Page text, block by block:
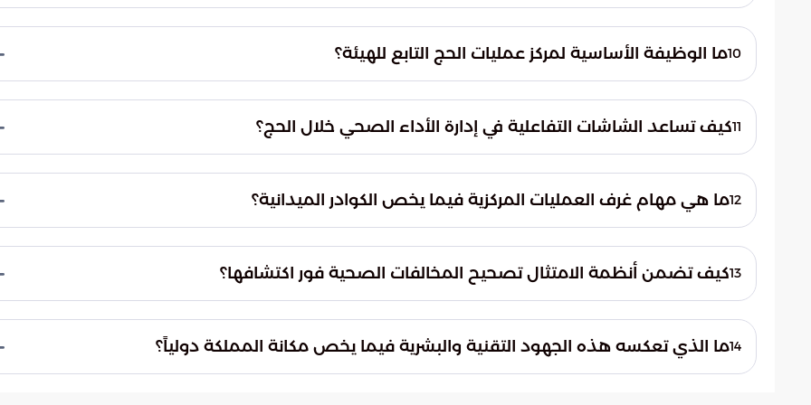
تغطية شاملة لكافة المواقع الحيوية في المشاعر المقدسة وسرعة الاستجابة لأي طارئ قد يهدد10ما الوظيفة الأساسية لمركز عمليات الحج التابع للهيئة؟
اتخاذ القرارات الرقابية بناءً على معطيات دقيقة ولحظية لضمان الامتثال للاشتراطات الصحية. 11كيف تساعد الشاشات التفاعلية في إدارة الأداء الصحي خلال الحج؟
المواقع، مما يسمح للمسؤولين بالحصول على رؤية شاملة وفورية للوضع الرقابي في الميدان. 12ما هي مهام غرف العمليات المركزية فيما يخص الكوادر الميدانية؟
في الميدان، مما يضمن استمرارية العمل الرقابي بكفاءة عالية ودون انقطاع طوال أيام الموسم.13كيف تضمن أنظمة الامتثال تصحيح المخالفات الصحية فور اكتشافها؟
أوضاعها بشكل فوري، مما يقلل من المخاطر الصحية المحتملة ويضمن بيئة غذائية آمنة للحجاج. 14ما الذي تعكسه هذه الجهود التقنية والبشرية فيما يخص مكانة المملكة دولياً؟